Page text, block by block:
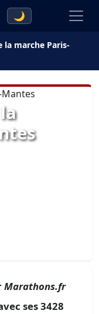
🌙
la marche Paris-
Marathons.fr
ses 3428